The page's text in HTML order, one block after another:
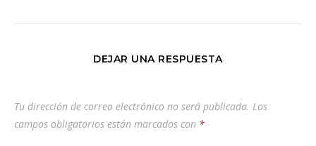
DEJAR UNA RESPUESTA
Tu dirección de correo electrónico no será publicada. Los
campos obligatorios están marcados con *